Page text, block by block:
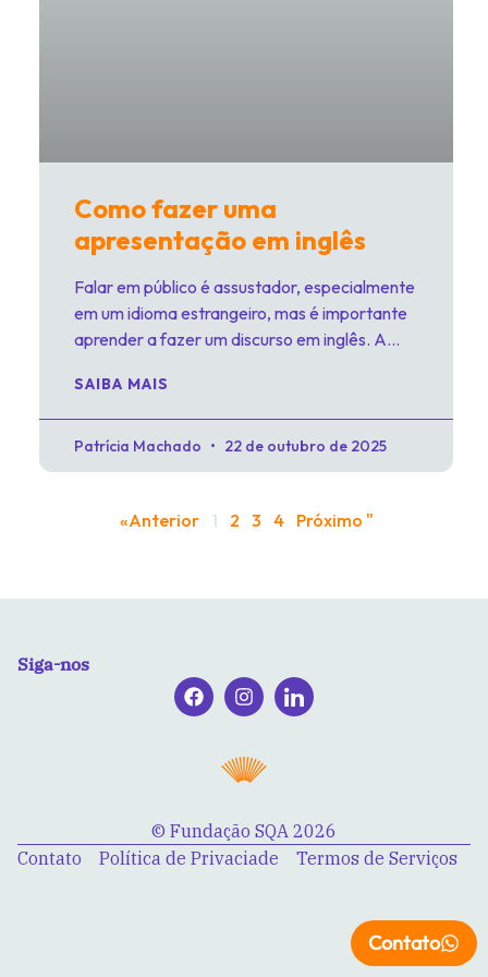
Contato
Como fazer uma
apresentação em inglês
Falar em público é assustador, especialmente
em um idioma estrangeiro, mas é importante
aprender a fazer um discurso em inglês. A
SAIBA MAIS
Patrícia Machado 22 de outubro de 2025
«Anterior 1 2 3 4 Próximo "
Siga-nos
© Fundação SQA 2026
Contato
Política de Privaciade Termos de Serviços